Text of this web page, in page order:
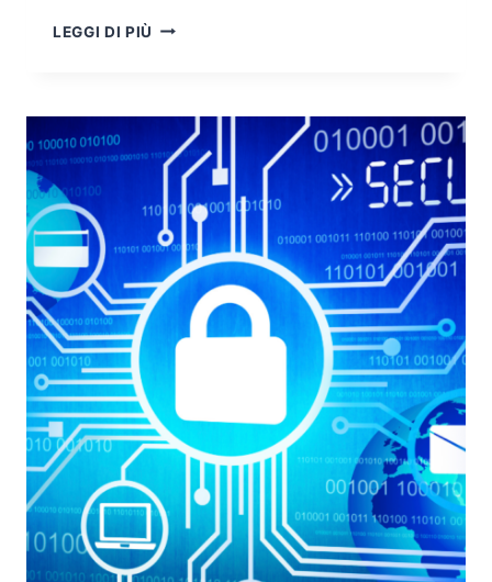
LEGGI DI PIÙ SICUREZZA
E
FAST
DATA:
EVOLUZIONE
E
SFIDE
NELL’OPEN
SOURCE
INTELLIGENCE
(OSINT)